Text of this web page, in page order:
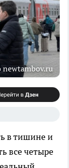
newtambov.ru
в тишине и
все четыре